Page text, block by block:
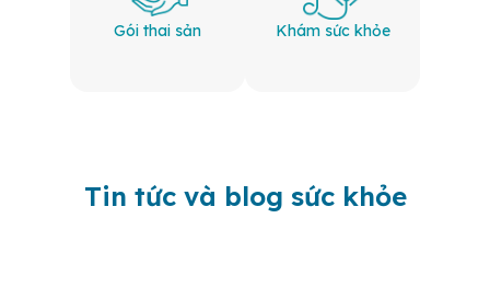
Gói thai sản Khám sức khỏe
Tin tức và blog sức khỏe